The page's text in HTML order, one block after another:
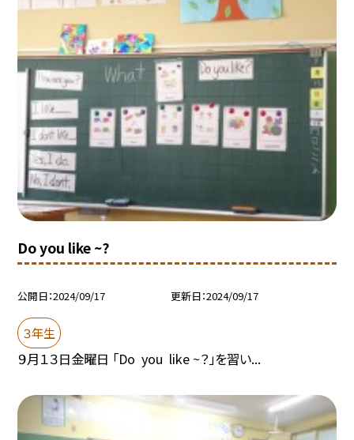
Do you like ~?
公開日 2024/09/17 更新日 2024/09/17
３年生
９月１３日金曜日 「Do you like ~？」を習い...